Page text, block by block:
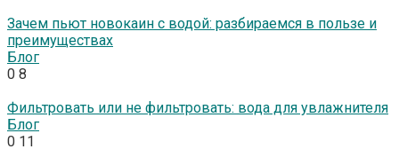
Зачем пьют новокаин с водой: разбираемся в пользе и
преимуществах
Блог
0 8
Фильтровать или не фильтровать: вода для увлажнителя
Блог
0 11